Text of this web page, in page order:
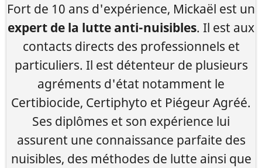
Fort de 10 ans d'expérience, Mickaël est un
expert de la lutte anti-nuisibles. Il est aux
contacts directs des professionnels et
particuliers. Il est détenteur de plusieurs
agréments d'état notamment le
Certibiocide, Certiphyto et Piégeur Agréé.
Ses diplômes et son expérience lui
assurent une connaissance parfaite des
nuisibles, des méthodes de lutte ainsi que